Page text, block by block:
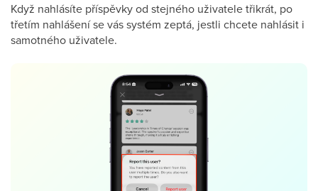
Když nahlásíte příspěvky od stejného uživatele třikrát, po
třetím nahlášení se vás systém zeptá, jestli chcete nahlásit i
samotného uživatele.